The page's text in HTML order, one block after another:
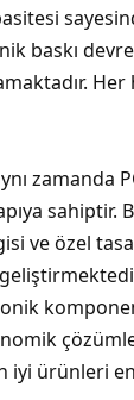
baskı
zamanda
sahiptir.
ve özel
iyi ürünleri